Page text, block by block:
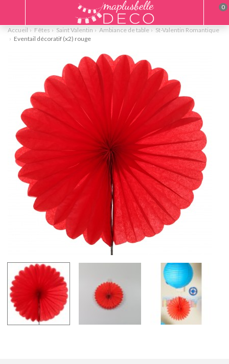
Accueil Fêtes Saint Valentin Ambiance de table
St-Valentin Romantique
Eventail décoratif (x2) rouge
0